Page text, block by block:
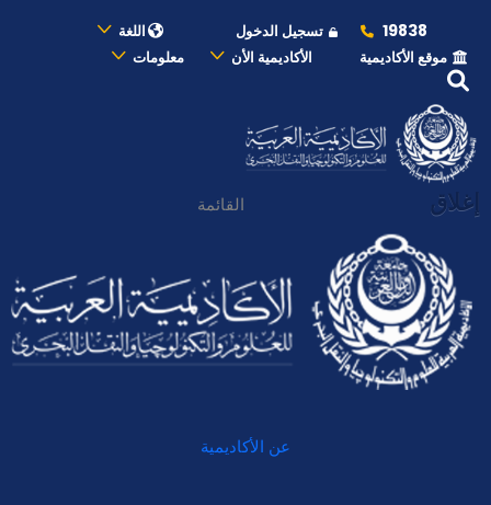
19838 تسجيل الدخول
اللغة
موقع الأكاديمية
الأكاديمية الأن معلومات
إغلاق القائمة
عن الأكاديمية